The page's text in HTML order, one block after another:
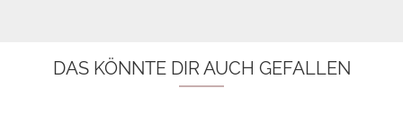
DAS KÖNNTE DIR AUCH GEFALLEN